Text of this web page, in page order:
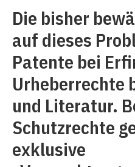
Die bisher
auf dieses
Patente bei
Urheberrechte
und Literatur.
Schutzrechte
exklusive